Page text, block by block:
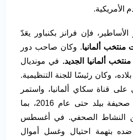
الأمريكية.
فإن فرانز بكنباور يعَدّ
منتخب ألمانيا. وكان صاحب دور
ألمانيا الجديد. في مونديال
بلاده، وكان رئيسًا للجنة التنظيمية.
قناة سكاي ألمانيا، واستمر
في كتابة عموده في صحيفة بيلد حتى عام 2016، بما
عامًا من النشاط الصحفي. في أغسطس
ضده بتهمة احتيال وغسل أموال